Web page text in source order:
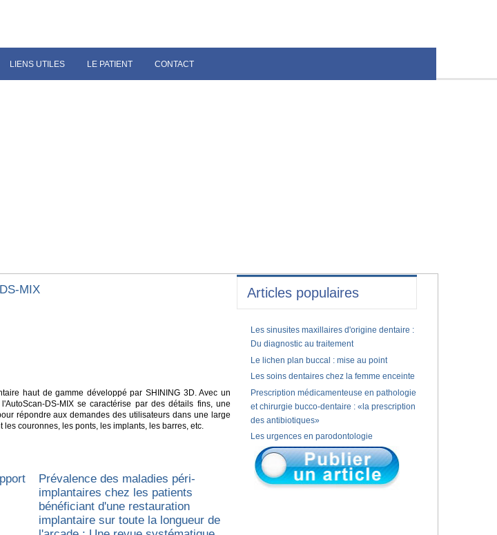
LIENS UTILES LE PATIENT CONTACT
MIX
haut de gamme développé par SHINING 3D. Avec un
DS-MIX se caractérise par des détails fins, une
répondre aux demandes des utilisateurs dans une large
couronnes, les ponts, les implants, les barres, etc.
Prévalence des maladies péri-
implantaires chez les patients
bénéficiant d'une restauration
implantaire sur toute la longueur de
Articles populaires
Les sinusites maxillaires d'origine dentaire :
Du diagnostic au traitement
Le lichen plan buccal : mise au point
Les soins dentaires chez la femme enceinte
Prescription médicamenteuse en pathologie
et chirurgie bucco-dentaire : «la prescription
des antibiotiques»
Les urgences en parodontologie